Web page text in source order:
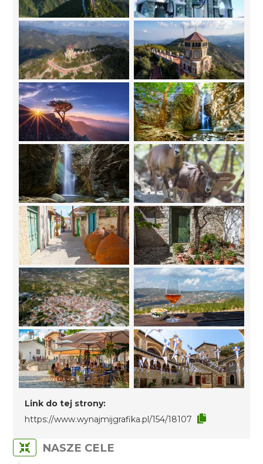
Link do tej strony:
https://www.wynajmijgrafika.pl/154/18107
NASZE CELE